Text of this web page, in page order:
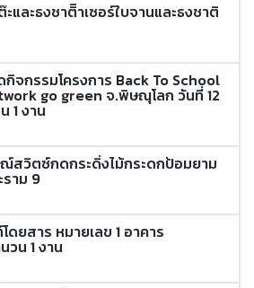
และธงชาติิาเซอร์ใบจานและธงชาติ
จกรรมโครงการ Back To School
go green จ.พิษณุโลก วันที่ 12
1 งาน
สวิตซ์กดกระดิ่งไม้กระดกป้อมยาม
าม 9
ดยสาร หมายเลข 1 อาคาร
วน 1 งาน